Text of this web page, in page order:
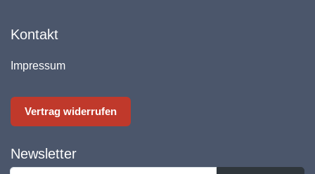
Kontakt
Impressum
Vertrag widerrufen
Newsletter